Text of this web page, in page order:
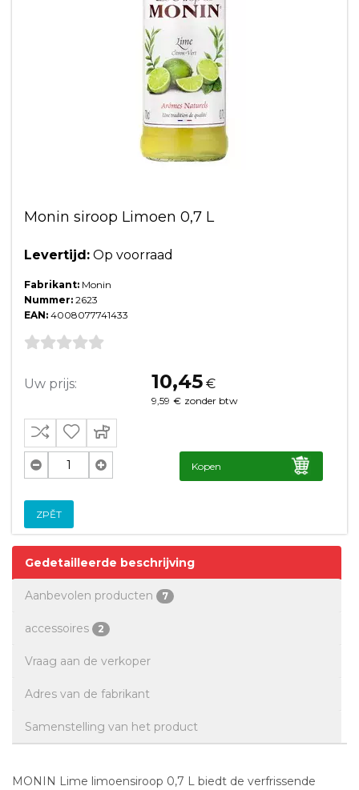
Monin siroop Limoen 0,7 L
Levertijd: Op voorraad
Fabrikant: Monin
Nummer: 2623
EAN: 4008077741433
Uw prijs: 10,45 €
9,59 € zonder btw
Kopen
ZPĚT
Gedetailleerde beschrijving
Aanbevolen producten 7
accessoires 2
Vraag aan de verkoper
Adres van de fabrikant
Samenstelling van het product
MONIN Lime limoensiroop 0,7 L biedt de verfrissende